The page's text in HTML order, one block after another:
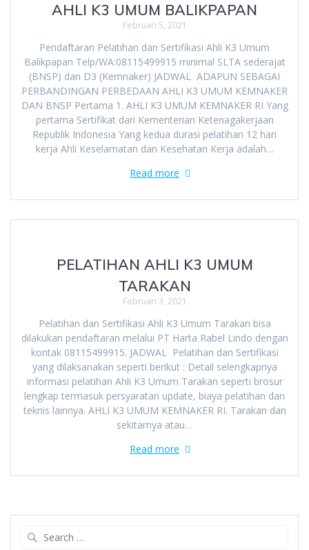
AHLI K3 UMUM BALIKPAPAN
Februari 5, 2021
Pendaftaran Pelatihan dan Sertifikasi Ahli K3 Umum
Balikpapan Telp/WA:08115499915 minimal SLTA sederajat
(BNSP) dan D3 (Kemnaker) JADWAL ADAPUN SEBAGAI
PERBANDINGAN PERBEDAAN AHLI K3 UMUM KEMNAKER
DAN BNSP Pertama 1. AHLI K3 UMUM KEMNAKER RI Yang
pertama Sertifikat dari Kementerian Ketenagakerjaan
Republik Indonesia Yang kedua durasi pelatihan 12 hari
kerja Ahli Keselamatan dan Kesehatan Kerja adalah…
Read more
PELATIHAN AHLI K3 UMUM
TARAKAN
Februari 3, 2021
Pelatihan dan Sertifikasi Ahli K3 Umum Tarakan bisa
dilakukan pendaftaran melalui PT Harta Rabel Lindo dengan
kontak 08115499915. JADWAL Pelatihan dan Sertifikasi
yang dilaksanakan seperti berikut : Detail selengkapnya
informasi pelatihan Ahli K3 Umum Tarakan seperti brosur
lengkap termasuk persyaratan update, biaya pelatihan dan
teknis lainnya. AHLI K3 UMUM KEMNAKER RI. Tarakan dan
sekitarnya atau…
Read more